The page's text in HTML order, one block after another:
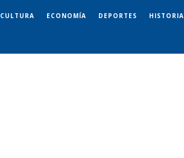
CULTURA ECONOMÍA DEPORTES HISTORIA